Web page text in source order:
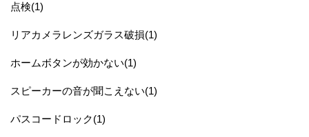
点検(1)
リアカメラレンズガラス破損(1)
ホームボタンが効かない(1)
スピーカーの音が聞こえない(1)
パスコードロック(1)